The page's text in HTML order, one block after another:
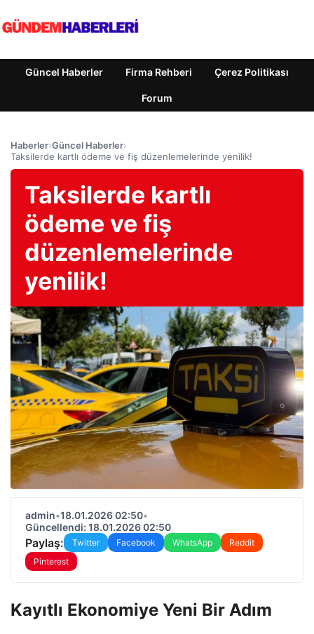
Güncel Haberler Firma Rehberi Çerez Politikası
Forum
Haberler›Güncel Haberler›
Taksilerde kartlı ödeme ve fiş düzenlemelerinde yenilik!
Taksilerde kartlı
ödeme ve fiş
düzenlemelerinde
yenilik!
admin•18.01.2026 02:50•
Güncellendi: 18.01.2026 02:50
Paylaş: Twitter Facebook WhatsApp
Reddit
Pinterest
Kayıtlı Ekonomiye Yeni Bir Adım